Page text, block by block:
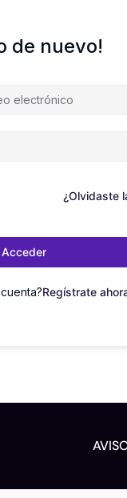
de nuevo!
¿Olvidaste
Acceder
Regístrate